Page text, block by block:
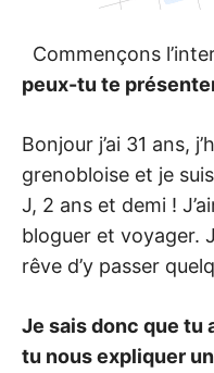
Commençons
peux-tu te
Bonjour j’ai 31 ans,
grenobloise et je
J, 2 ans et demi !
bloguer et voyager.
rêve d’y passer
Je sais donc que tu
tu nous expliquer